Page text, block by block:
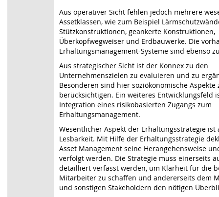
Aus operativer Sicht fehlen jedoch mehrere
Assetklassen, wie zum Beispiel
Stützkonstruktionen, geankerte Konstruktionen,
Überkopfwegweiser und Erdbauwerke. Die
Erhaltungsmanagement-Systeme sind ebenso
Aus strategischer Sicht ist der Konnex zu den
Unternehmenszielen zu evaluieren und zu
Besonderen sind hier soziökonomische Aspekte
berücksichtigen. Ein weiteres Entwicklungsfeld
Integration eines risikobasierten Zugangs zum
Erhaltungsmanagement.
Wesentlicher Aspekt der Erhaltungsstrategie ist
Lesbarkeit. Mit Hilfe der Erhaltungsstrategie
Asset Management seine Herangehensweise
verfolgt werden. Die Strategie muss einerseits
detailliert verfasst werden, um Klarheit für die
Mitarbeiter zu schaffen und andererseits dem
und sonstigen Stakeholdern den nötigen